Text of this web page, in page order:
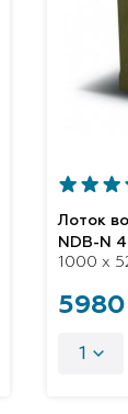
Лоток
NDB-N
1000 x
1